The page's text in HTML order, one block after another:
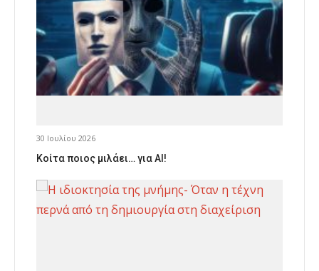
30 Ιουλίου 2026
Κοίτα ποιος μιλάει… για AI!